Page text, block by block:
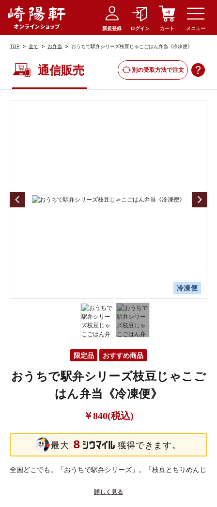
新規登録 ログイン カート メニュー
TOP > 全て > お弁当 > おうちで駅弁シリーズ枝豆じゃこごはん弁当《冷凍便》
通信販売 別の受取方法で注文
冷凍便
冷凍便
限定品 おすすめ商品
おうちで駅弁シリーズ枝豆じゃこご
はん弁当《冷凍便》
￥840(税込)
最大 8 獲得できます。
全国どこでも。「おうちで駅弁シリーズ」。「枝豆とちりめんじ
茶飯をメインに、「とうもろこしの寄せ揚げ」や「鯵（アジ）の
詳しく見る